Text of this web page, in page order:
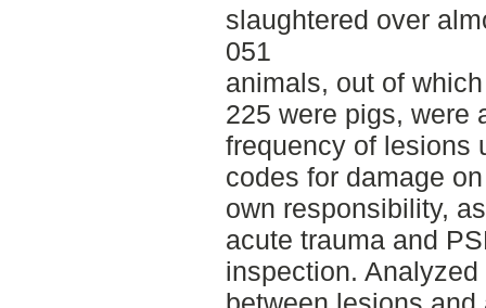
slaughtered over
051
animals, out of
225 were pigs, were
frequency of lesions
codes for damage
own responsibility,
acute trauma and
inspection.